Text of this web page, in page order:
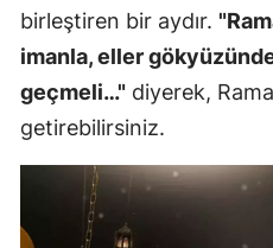
birleştiren bir aydır.
imanla, eller
geçmeli…" diyerek,
getirebilirsiniz.